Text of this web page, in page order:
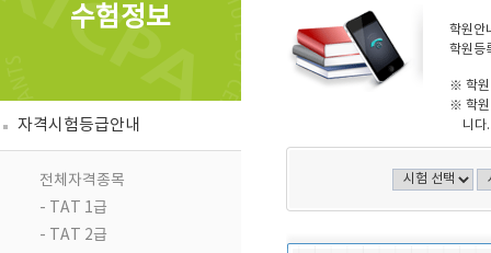
수험정보
자격시험등급안내
전체자격종목
- TAT 1급
- TAT 2급
학원안
학원등
※ 학원
※ 학원
니다.